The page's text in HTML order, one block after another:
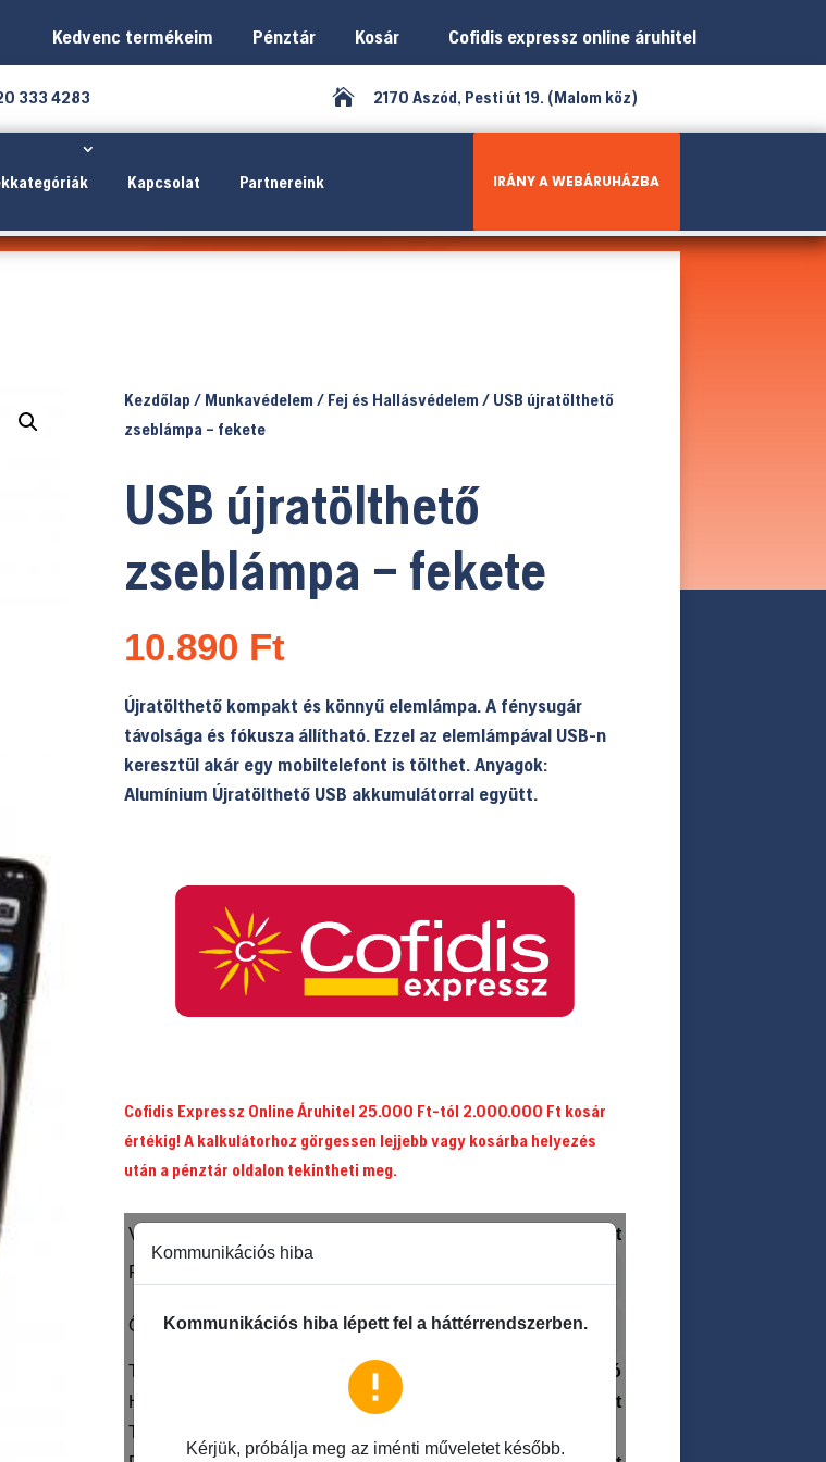
Kedvenc termékeim Pénztár Kosár Cofidis expressz online áruhitel
333 4283  2170 Aszód, Pesti út 19. (Malom köz)
Kapcsolat Partnereink IRÁNY A WEBÁRUHÁZBA
Kezdőlap / Munkavédelem / Fej és Hallásvédelem / USB újratölthető
zseblámpa – fekete
USB újratölthető
zseblámpa – fekete
10.890 Ft
Újratölthető kompakt és könnyű elemlámpa. A fénysugár
távolsága és fókusza állítható. Ezzel az elemlámpával USB-n
keresztül akár egy mobiltelefont is tölthet. Anyagok:
Alumínium Újratölthető USB akkumulátorral együtt.
Cofidis Expressz Online Áruhitel 25.000 Ft-tól 2.000.000 Ft kosár
értékig! A kalkulátorhoz görgessen lejjebb vagy kosárba helyezés
után a pénztár oldalon tekintheti meg.